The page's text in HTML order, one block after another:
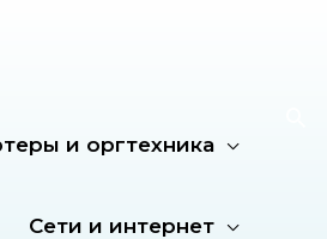
и оргтехника
Сети и интернет